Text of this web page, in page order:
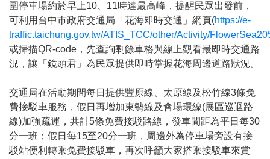
圍停車場約於早上10、11時達最高峰，提醒民眾出發前，
可利用台中市政府交通局「花海即時交通」網頁(https://e-
traffic.taichung.gov.tw/ATIS_TCC/other/Activity/
或掃描QR-code，先查詢剩餘車格與線上觀看最即時交通路
況，讓「鏡頭君」為民眾提供即時掌握花海周邊道路狀況。
交通局在活動期間每日提供豐原線、太原線及松竹線3條免
費接駁車服務，假日再增加東勢線及會場環線(展區巡迴路
線)加強疏運，共計5條免費接駁路線，發車間距為平日每30
分一班；假日每15至20分一班，周邊外為停車場旁設有接
駁站便利轉乘免費接駁車，再次呼籲大家搭乘接駁車來賞